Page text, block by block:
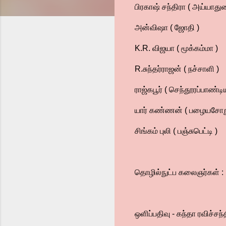
பிரகாஷ் சந்திரா (
அன்விஷா ( ஜோதி )
K.R. விஜயா ( மூக்கம்மா )
R.சுந்தர்ராஜன் ( நச்சாளி )
ராஜ்கபூர் (
யார் கண்ணன் (
சிங்கம் புலி ( பஞ்சுபெட்டி )
தொழில்நுட்ப கலைஞர்கள் :
ஒளிப்பதிவு - கந்தா